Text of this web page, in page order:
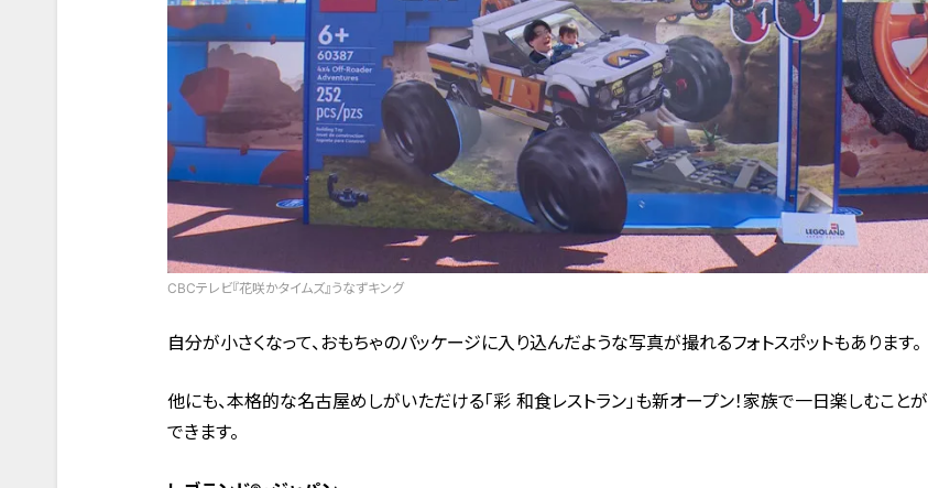
CBCテレビ『花咲かタイムズ』うなずキング
自分が小さくなって、おもちゃのパッケージに入り込んだような写真が撮れるフォトスポットもあります。
他にも、本格的な名古屋めしがいただける「彩 和食レストラン」も新オープン！家族で一日楽しむことが
できます。